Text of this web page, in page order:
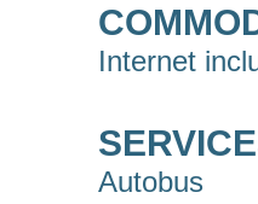
Internet
Autobus